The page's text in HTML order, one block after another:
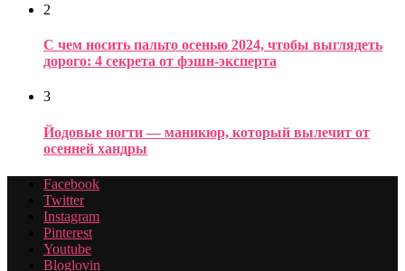
2
С чем носить пальто осенью 2024, чтобы выглядеть
дорого: 4 секрета от фэшн-эксперта
3
Йодовые ногти — маникюр, который вылечит от
осенней хандры
Facebook
Twitter
Instagram
Pinterest
Youtube
Bloglovin